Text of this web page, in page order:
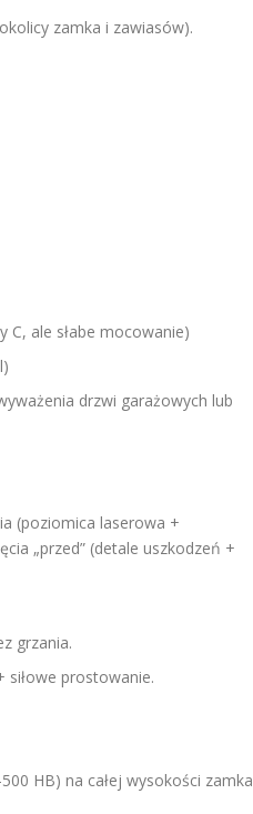
zamka i zawiasów).
C, ale słabe mocowanie)
drzwi garażowych lub
(poziomica laserowa +
„przed” (detale uszkodzeń +
grzania.
siłowe prostowanie.
HB) na całej wysokości zamka